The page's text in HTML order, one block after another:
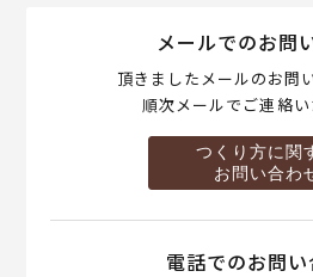
メールでのお問
頂きましたメールのお問
順次メールでご連絡い
つくり方に関
お問い合わ
電話でのお問い